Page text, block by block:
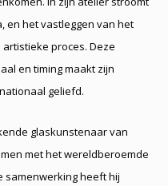
en het vastleggen van het
proces. Deze
en timing maakt zijn
geliefd.
glaskunstenaar van
met het wereldberoemde
samenwerking heeft hij